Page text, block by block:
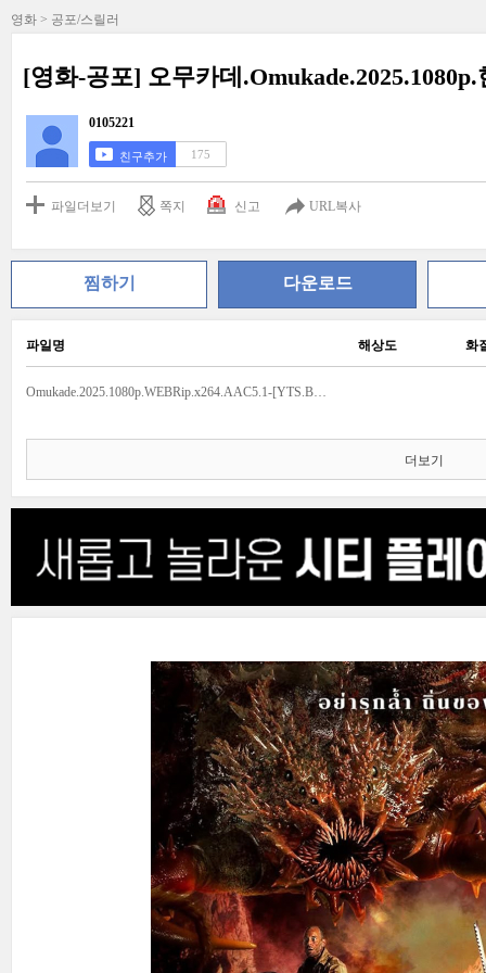
영화 > 공포/스릴러
[영화-공포] 오무카데
0105221
친구추가 175
파일더보기 쪽지 신고 URL복사
찜하기 다운로드
파일명 해상도 화
Omukade.2025.1080p.WEBRip.x264.AAC5.1-[YTS.BZ] ENG.srt
더보기